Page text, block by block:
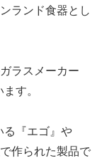
ランド食器とし
ラスメーカー
す。
る『エゴ』や
作られた製品で